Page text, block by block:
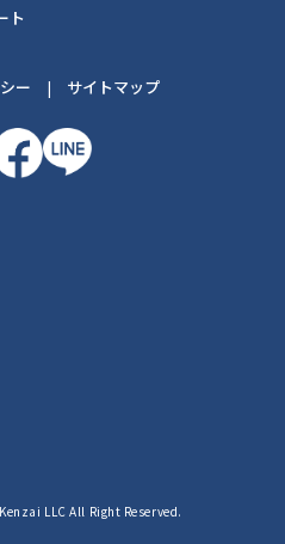
ト
ー | サイトマップ
LLC All Right Reserved.